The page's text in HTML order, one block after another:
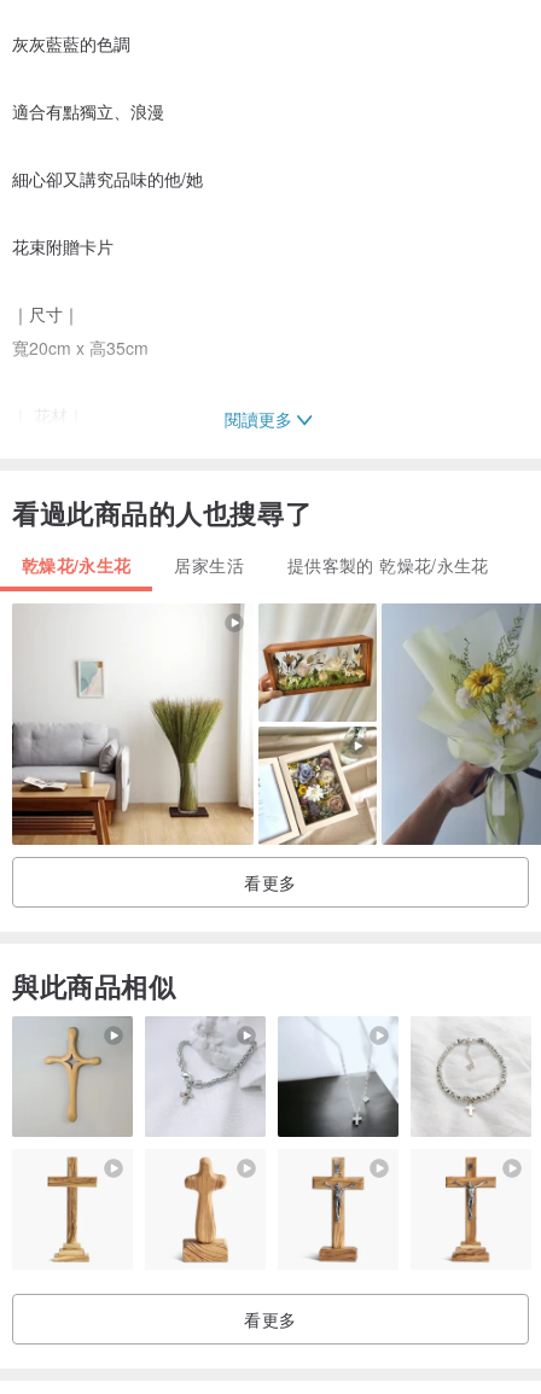
灰灰藍藍的色調
適合有點獨立、浪漫
細心卻又講究品味的他/她
花束附贈卡片
｜尺寸｜
寬20cm x 高35cm
｜ 花材｜
🌷粉專
・下單後2~3個工作天內(不含假日)出貨，急單與大量訂購請先來電詢
・花禮皆為手工製作，花的形態、顏色每批皆不相同，成品不會和圖
片完全一模一樣。
・若遇花材缺貨，設計師會用類似色系花材做更換。
・部分花材會因季節稍作調整，設計師會挑選適合的替代花材。
・若需客製，會依工作室現有花材製作，可先詢問欲客製款式和色
｜乾燥花保存 ｜
・乾燥花保存約半年至1年，不凋花/永生花約2-3年，依保存狀況。
・乾燥花請放置在乾燥通風且無太陽直射的地方，可延長保存期限。
・不能澆水，並避開較潮濕的浴廁、廚房和曬衣間。
・乾燥花和永生花隨時間褪色和凋謝皆為正常狀況。
閱讀更多
看過此商品的人也搜尋了
乾燥花/永生花 居家生活 提供客製的 乾燥花/永生花
看更多
與此商品相似
看更多